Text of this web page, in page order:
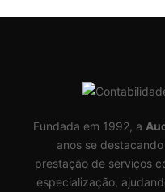
Fundada em 1992, a
anos se
prestação de serviços
especialização,